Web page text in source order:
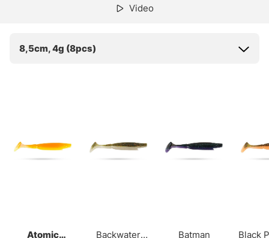
Video
8,5cm, 4g (8pcs)
Atomic
Backwater
Batman Black